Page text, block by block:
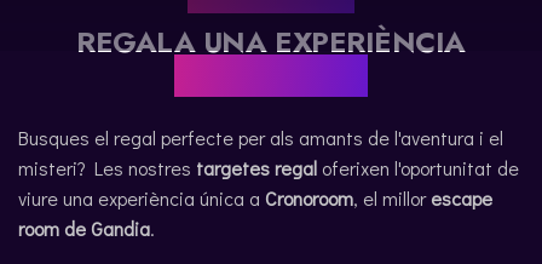
RESERVAR
ESPAÑOL
ENGLISH
REGALA UNA EXPERIÈNCIA
Busques el regal perfecte per als amants de l'aventura i el
misteri? Les nostres targetes regal oferixen l'oportunitat de
viure una experiència única a Cronoroom, el millorescape
room de Gandia.